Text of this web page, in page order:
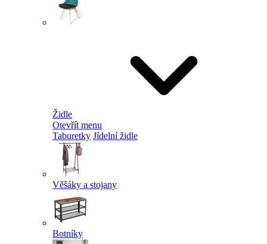
Židle
Otevřít menu
Taburetky Jídelní židle
Věšáky a stojany
Botníky